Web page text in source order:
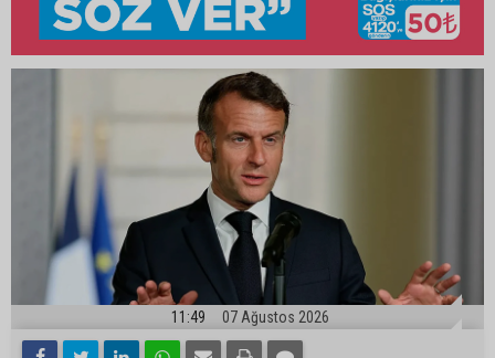
11:49 07 Ağustos 2026